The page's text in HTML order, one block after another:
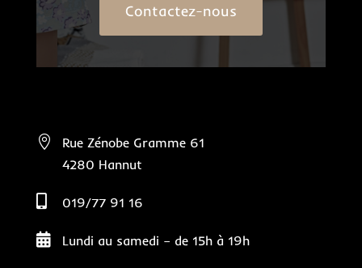
Contactez-nous

Rue Zénobe Gramme 61
4280 Hannut
 019/77 91 16
 Lundi au samedi – de 15h à 19h